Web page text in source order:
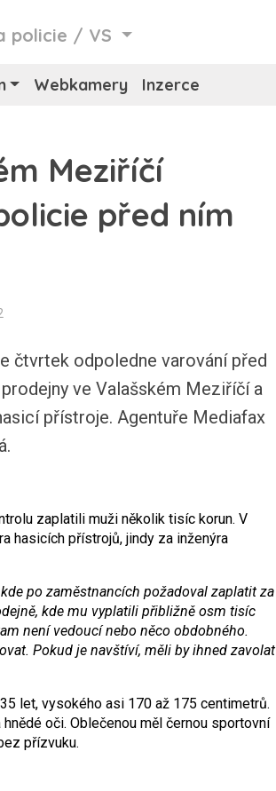
policie / VS
Webkamery Inzerce
Meziříčí
před ním
čtvrtek odpoledne varování před
ve Valašském Meziříčí a
přístroje. Agentuře Mediafax
zaplatili muži několik tisíc korun. V
hasicích přístrojů, jindy za inženýra
po zaměstnancích požadoval zaplatit za
kde mu vyplatili přibližně osm tisíc
není vedoucí nebo něco obdobného.
Pokud je navštíví, měli by ihned zavolat
let, vysokého asi 170 až 175 centimetrů.
oči. Oblečenou měl černou sportovní
přízvuku.